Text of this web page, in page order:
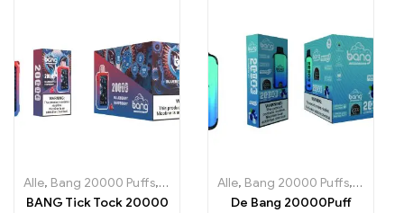
Alle, Bang 20000 Puffs, wegwerp-e-sigaretten Zweden,
BANG Tick Tock 20000
Alle, Bang 20000 Puffs,
De Bang 20000Puff